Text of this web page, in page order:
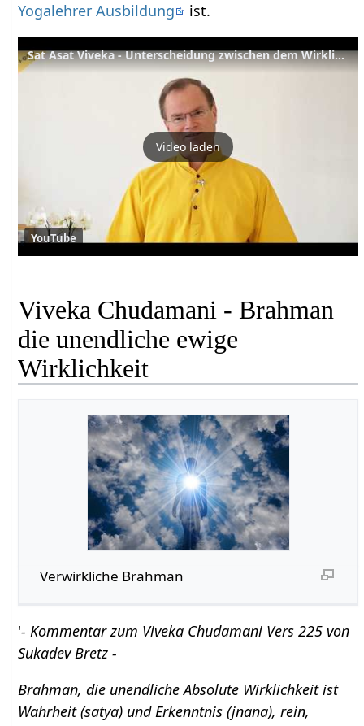
Yogalehrer Ausbildung
ist.
Sat Asat Viveka - Unterscheidung zwischen dem Wirklichen und dem Unwirklichen – YVS573
Video laden
YouTube
Viveka Chudamani - Brahman
die unendliche ewige
Wirklichkeit
Verwirkliche Brahman
'- Kommentar zum Viveka Chudamani Vers 225 von
Sukadev Bretz -
Brahman, die unendliche Absolute Wirklichkeit ist
Wahrheit (satya) und Erkenntnis (jnana), rein,